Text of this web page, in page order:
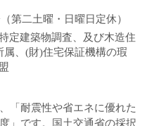
第二土曜・日曜日定休）
定建築物調査、及び木造住
、(財)住宅保証機構の瑕
「耐震性や省エネに優れた
」です。国土交通省の採択